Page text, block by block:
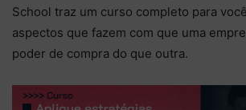
School traz um curso completo para
aspectos que fazem com que uma
poder de compra do que outra.